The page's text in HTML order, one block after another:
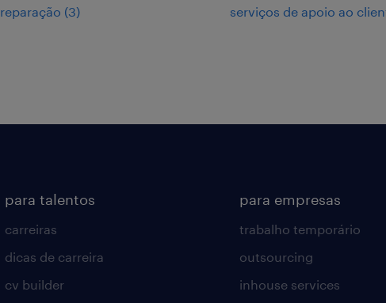
reparação (3)
serviços de apoio ao
para talentos
carreiras
dicas de carreira
cv builder
para empresas
trabalho temporário
outsourcing
inhouse services